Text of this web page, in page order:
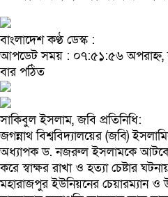
বাংলাদেশ কণ্ঠ ডেস্ক :
আপডেট সময় : ০৭:৫১:৫৬ অপরাহ্ন,
বার পঠিত
সাকিবুল ইসলাম, জবি প্রতিনিধি:
জগন্নাথ বিশ্ববিদ্যালয়ের (জবি)
অধ্যাপক ড. নজরুল ইসলামকে আটকে
করে স্বাক্ষর রাখা ও হত্যা চেষ্টার
মহারাজপুর ইউনিয়নের চেয়ারম্যান